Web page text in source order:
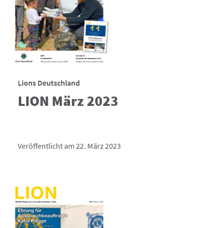
Lions Deutschland
LION März 2023
Veröffentlicht am 22. März 2023